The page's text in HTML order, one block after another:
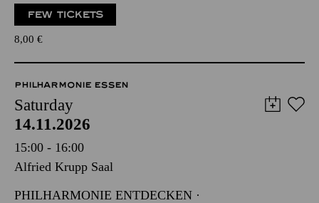
FEW TICKETS
8,00 €
PHILHARMONIE ESSEN
Saturday
14.11.2026
15:00 - 16:00
Alfried Krupp Saal
PHILHARMONIE ENTDECKEN ·